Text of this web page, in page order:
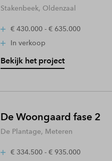
Stakenbeek, Oldenzaal
€ 430.000 - € 635.000
In verkoop
Bekijk het project
De Woongaard fase 2
De Plantage, Meteren
€ 334.500 - € 935.000